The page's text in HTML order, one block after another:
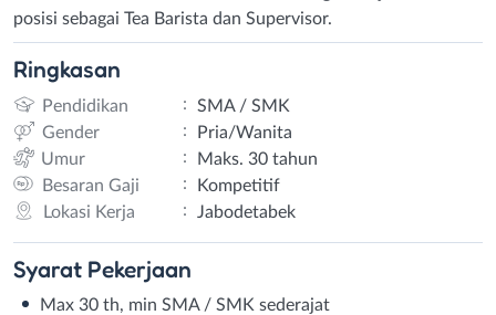
posisi sebagai Tea Barista dan Supervisor.
Ringkasan
Pendidikan :
SMA / SMK
Gender
:
Pria/Wanita
Umur
:
Maks. 30 tahun
Besaran Gaji
:
Kompetitif
Lokasi Kerja
: Jabodetabek
Syarat Pekerjaan
Max 30 th, min SMA / SMK sederajat